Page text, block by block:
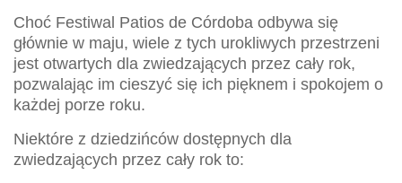
Choć Festiwal Patios de Córdoba odbywa się
głównie w maju, wiele z tych urokliwych przestrzeni
jest otwartych dla zwiedzających przez cały rok,
pozwalając im cieszyć się ich pięknem i spokojem o
każdej porze roku.
Niektóre z dziedzińców dostępnych dla
zwiedzających przez cały rok to: